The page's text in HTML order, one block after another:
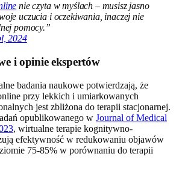
nie czyta w myślach – musisz jasno
uczucia i oczekiwania, inaczej nie
pomocy.”
2024
i opinie ekspertów
badania naukowe potwierdzają, że
przy lekkich i umiarkowanych
jest zbliżona do terapii stacjonarnej.
opublikowanego w Journal of Medical
, wirtualne terapie kognitywno-
efektywność w redukowaniu objawów
75-85% w porównaniu do terapii